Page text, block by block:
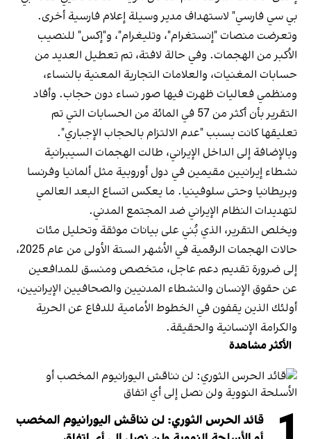
بي سي فارسي" لاستهداف مدير وسيلة إعلام فارسية أخرى.
وتعرضت منصات "إنستغرام"، وتليغرام"، و"إكس" للنصيب
الأكبر من الهجمات. وفي حالة لافتة، تم تعطيل العديد من
حسابات المغنيات، والعلامات التجارية المعنية بالنساء،
ومنظمي فعاليات ظهرت فيها صور نساء دون حجاب. وأفاد
التقرير بأن أكثر من 57 في المائة من الحسابات التي تم
تعليقها كانت بسبب "عدم الالتزام بالحجاب الإجباري".
وبالإضافة إلى الداخل الإيراني، طالت الهجمات السيبرانية
نشطاء إيرانيين مقيمين في دول أوروبية مثل ألمانيا وفرنسا
وبريطانيا وحتى سلوفينيا. ما يعكس اتساع البعد العالمي
لتهديدات النظام الإيراني ضد المجتمع المدني.
ويخلص التقرير، الذي بُني على بيانات موثقة وتحليل مئات
حالات الهجمات الرقمية في الأشهر الستة الأولى من عام 2025،
إلى ضرورة تقديم دعم عاجل، متخصص ومنسق للمدافعين
عن حقوق الإنسان والنشطاء المدنيين والصحافيين الإيرانيين،
أولئك الذين يقفون في الخطوط الأمامية للدفاع عن الحرية
والكرامة الإنسانية والحقيقة.
الأكثر مشاهدة
قائد الحرس الثوري: لن نناقش اليورانيوم المخصب